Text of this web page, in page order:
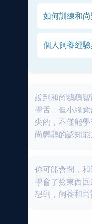
如何訓練和
個人飼養經
說到和尚鸚鵡
學舌，但小綠
尖的，不僅能
尚鸚鵡的認知能
你可能會問，
學會了撿東西
想到，飼養和尚